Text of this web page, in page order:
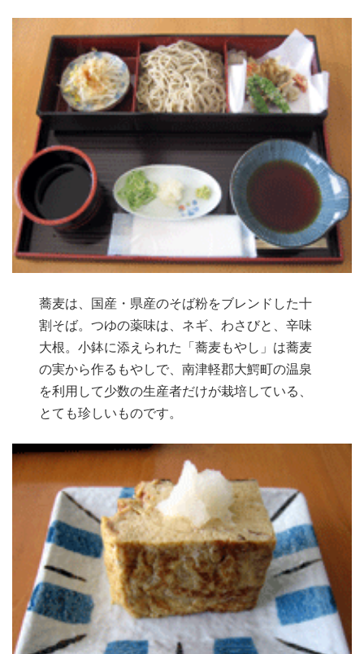
蕎麦は、国産・県産のそば粉をブレンドした十
割そば。つゆの薬味は、ネギ、わさびと、辛味
大根。小鉢に添えられた「蕎麦もやし」は蕎麦
の実から作るもやしで、南津軽郡大鰐町の温泉
を利用して少数の生産者だけが栽培している、
とても珍しいものです。